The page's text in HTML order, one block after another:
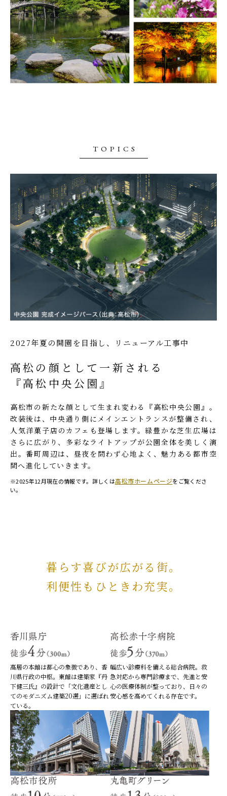
TOPICS
2027年夏の開園を目指し、リニューアル工事中
高松の顔として一新される
『高松中央公園』
高松市の新たな顔として生まれ変わる『高松中央公園』。
改装後は、中央通り側にメインエントランスが整備され、
人気洋菓子店のカフェも登場します。緑豊かな芝生広場は
さらに広がり、多彩なライトアップが公園全体を美しく演
出。番町周辺は、昼夜を問わず心地よく、魅力ある都市空
間へ進化していきます。
※2025年12月現在の情報です。詳しくは高松市ホームページをご覧くださ
い。
暮らす喜びが広がる街。
利便性もひときわ充実。
高層の本館は都心の象徴であり、香
川県行政の中枢。東館は建築家『丹
下健三氏』の設計で「文化遺産とし
てのモダニズム建築20選」に選ばれ
ている。
幅広い診療科を備える総合病院。救
急対応から専門診療まで、先進と安
心の医療体制が整っており、日々の
安心感を高めてくれる存在です。